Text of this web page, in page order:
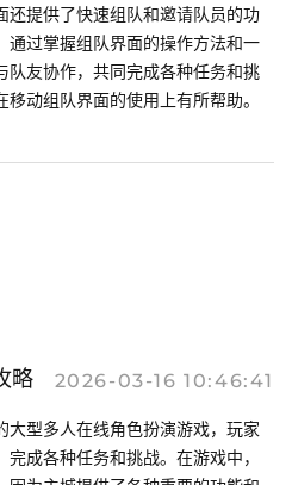
还提供了快速组队和邀请队员的功
通过掌握组队界面的操作方法和一
队友协作，共同完成各种任务和挑
动组队界面的使用上有所帮助。
略 2026-03-16 10:46:41
大型多人在线角色扮演游戏，玩家
成各种任务和挑战。在游戏中，